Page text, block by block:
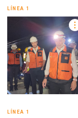
LÍNEA 1
LÍNEA 1